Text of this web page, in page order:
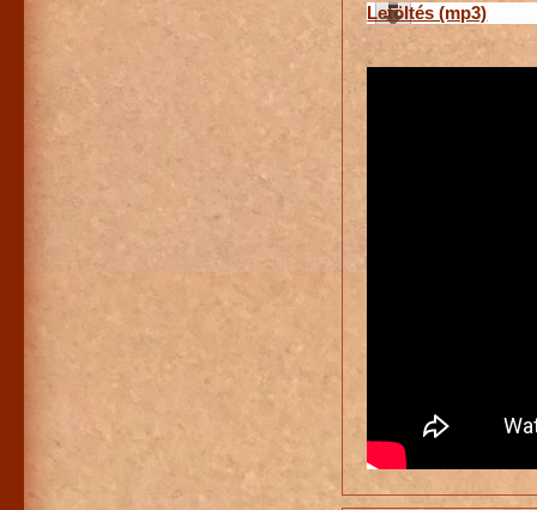
Letöltés (mp3)